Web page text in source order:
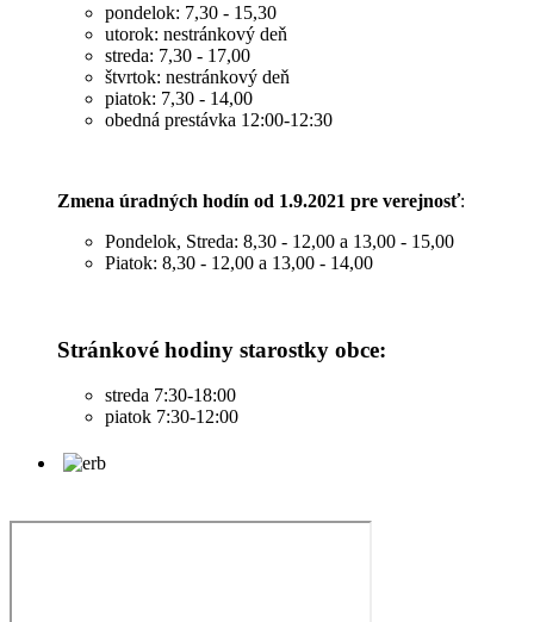
pondelok: 7,30 - 15,30
utorok: nestránkový deň
streda: 7,30 - 17,00
štvrtok: nestránkový deň
piatok: 7,30 - 14,00
obedná prestávka 12:00-12:30
Zmena úradných hodín od 1.9.2021 pre verejnosť:
Pondelok, Streda: 8,30 - 12,00 a 13,00 - 15,00
Piatok: 8,30 - 12,00 a 13,00 - 14,00
Stránkové hodiny starostky obce:
streda 7:30-18:00
piatok 7:30-12:00